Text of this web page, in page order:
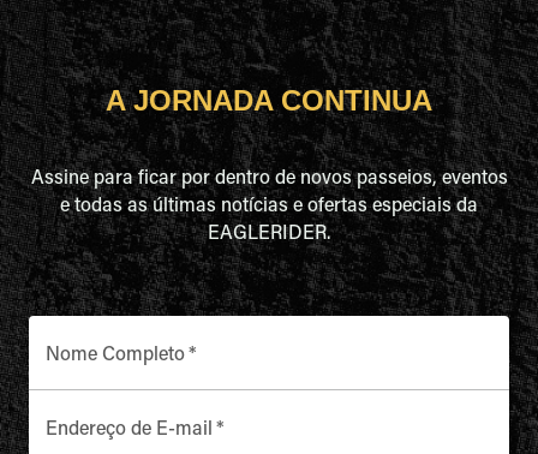
A JORNADA CONTINUA
Assine para ficar por dentro de novos passeios, eventos
e todas as últimas notícias e ofertas especiais da
EAGLERIDER.
Nome Completo*
Endereço de E-mail *